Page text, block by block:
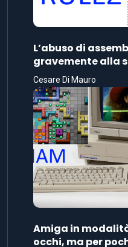
L’abuso di
gravemente alla
Cesare Di Mauro
Amiga in
occhi, ma per